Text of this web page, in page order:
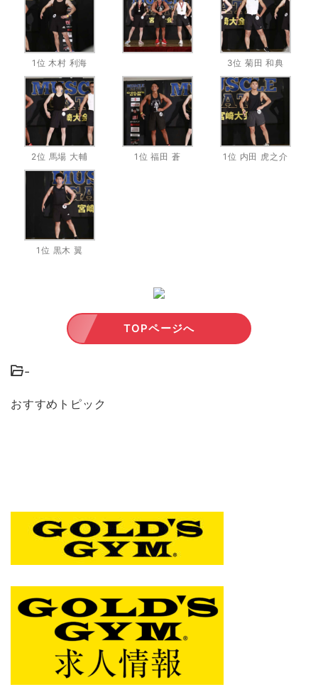
1位 木村 利海 3位 菊田 和典
2位 馬場 大輔 1位 福田 蒼 1位 内田 虎之介
1位 黒木 翼
TOPページへ
-
おすすめトピック